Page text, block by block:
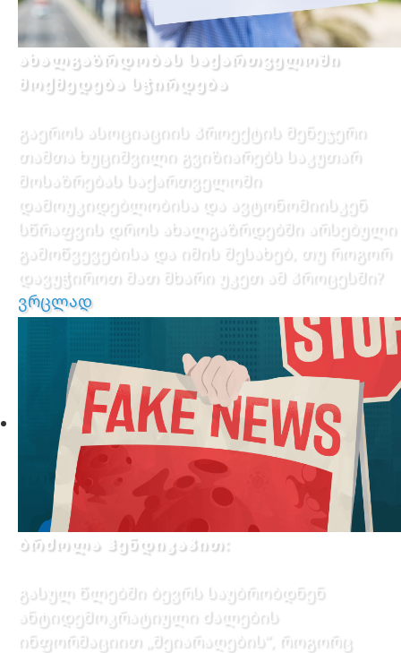
ახალგაზრდობას საქართველოში
მოქმედება სჭირდება
გაეროს ასოციაციის პროექტის მენეჯერი
თამთა ხუციშვილი გვიზიარებს საკუთარ
მოსაზრებას საქართველოში
დამოუკიდებლობისა და ავტონომიისკენ
სწრაფვის დროს ახალგაზრდებში არსებული
გამოწვევებისა და იმის შესახებ, თუ როგორ
დავუჭიროთ მათ მხარი უკეთ ამ პროცესში?
ვრცლად
ბრძოლა ჰენდიკაპით:
გასულ წლებში ბევრს საუბრობდნენ
ანტიდემოკრატიული ძალების
ინფორმაციით „შეიარაღების”, როგორც